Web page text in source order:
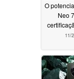
O
Neo
11/